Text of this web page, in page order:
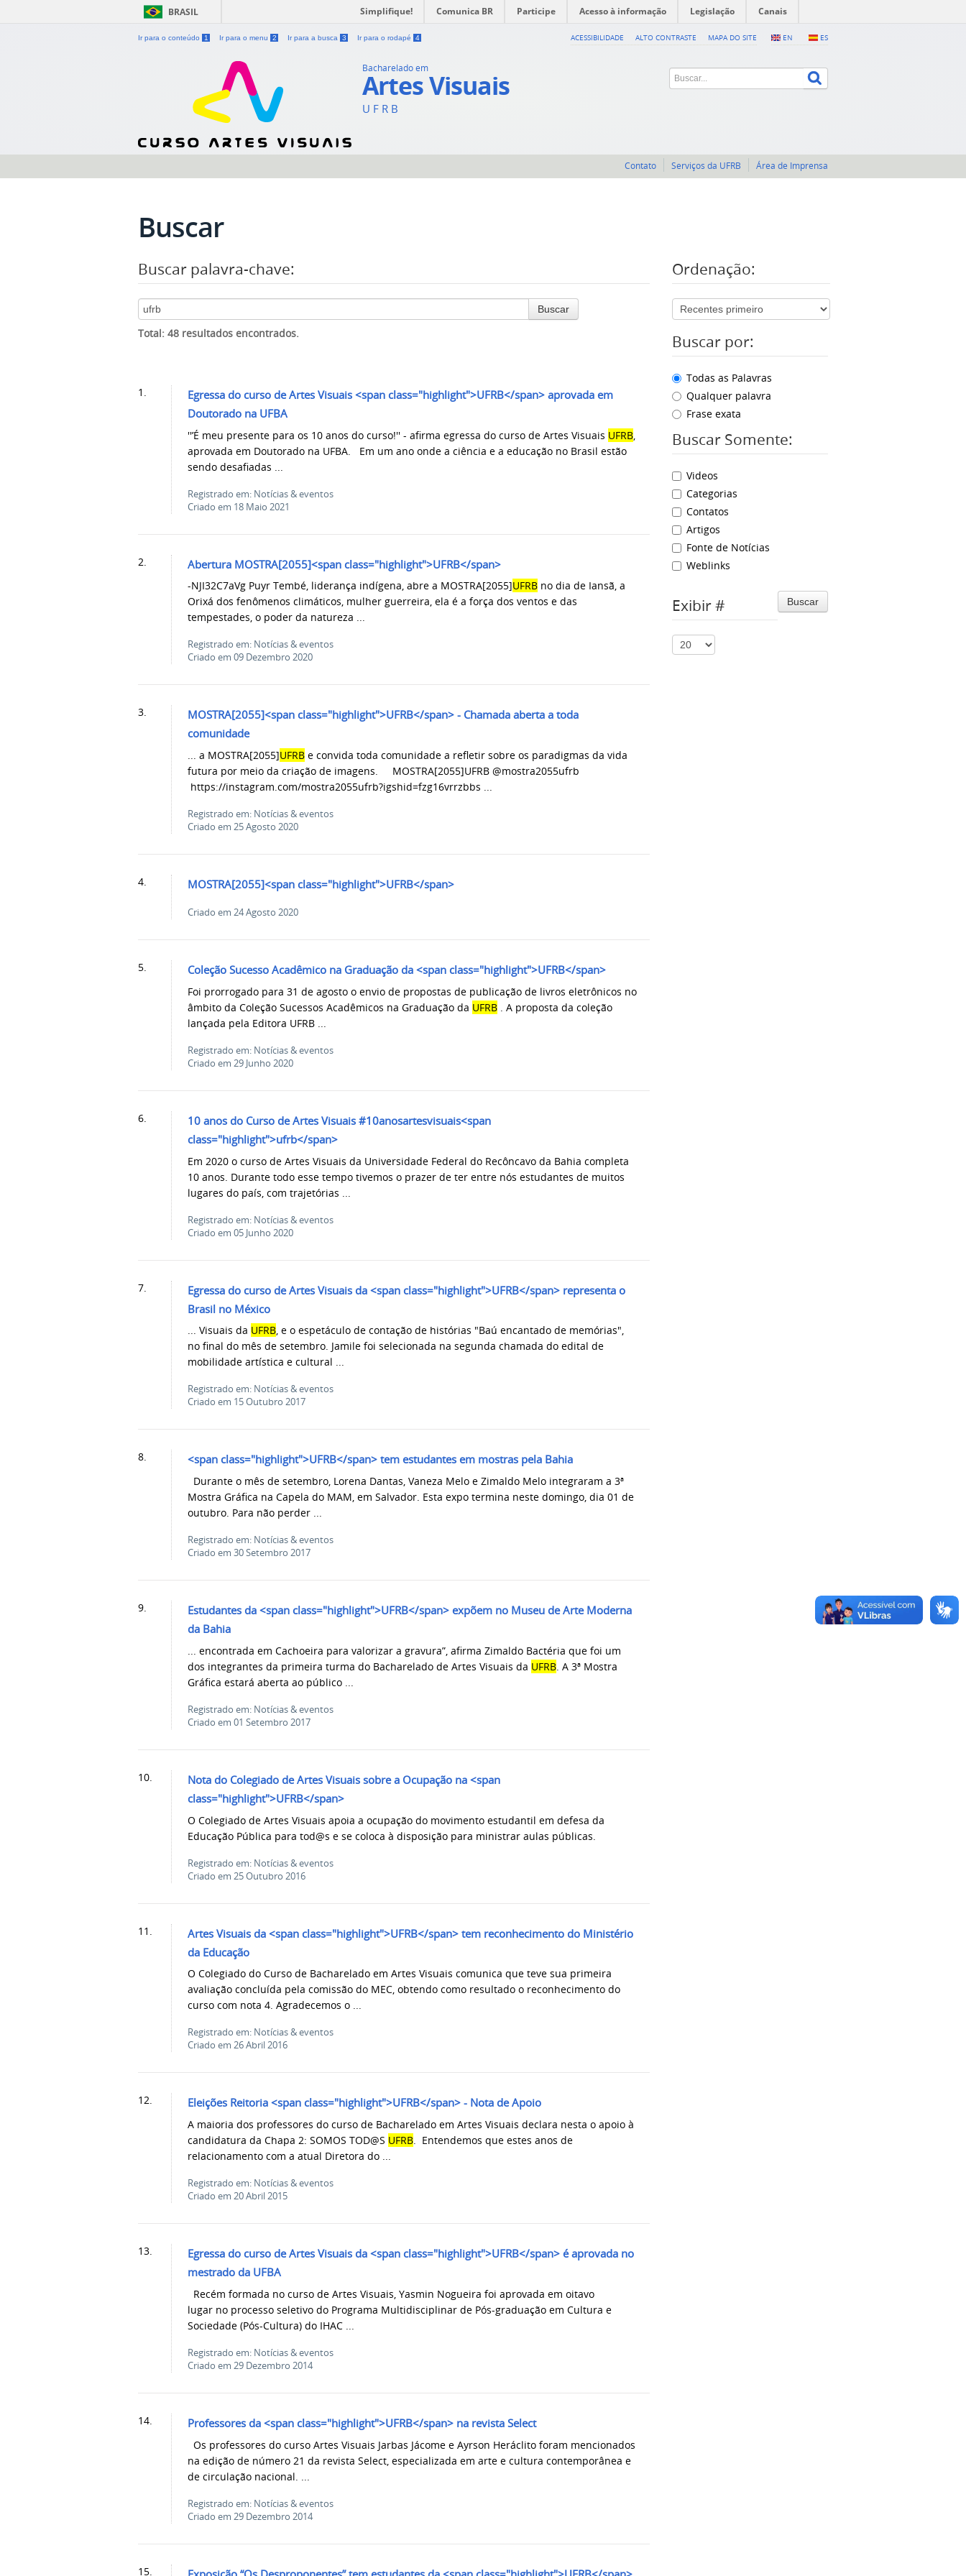
BRASIL Simplifique! Comunica BR Participe Acesso à informação Legislação Canais
Ir para o conteúdo 1 Ir para o menu 2 Ir para a busca 3 Ir para o rodapé 4 EN ES
ACESSIBILIDADE ALTO CONTRASTE MAPA DO SITE
Bacharelado em
Artes Visuais
U F R B
Contato Serviços da UFRB Área de Imprensa
Buscar
Buscar palavra-chave:
Buscar
Total: 48 resultados encontrados.
Egressa do curso de Artes Visuais <span class="highlight">UFRB</span> aprovada em
Doutorado na UFBA
''’É meu presente para os 10 anos do curso!'' - afirma egressa do curso de Artes Visuais UFRB
aprovada em Doutorado na UFBA. Em um ano onde a ciência e a educação no Brasil estão
sendo desafiadas ...
Registrado em: Notícias & eventos
Criado em 18 Maio 2021
1.
Abertura MOSTRA[2055]<span class="highlight">UFRB</span>
-NJI32C7aVg Puyr Tembé, liderança indígena, abre a MOSTRA[2055]UFRB no dia de Iansã, a
Orixá dos fenômenos climáticos, mulher guerreira, ela é a força dos ventos e das
tempestades, o poder da natureza ...
Registrado em: Notícias & eventos
Criado em 09 Dezembro 2020
2.
MOSTRA[2055]<span class="highlight">UFRB</span> - Chamada aberta a toda
comunidade
... a MOSTRA[2055]UFRB e convida toda comunidade a refletir sobre os paradigmas da vida
futura por meio da criação de imagens. MOSTRA[2055]UFRB @mostra2055ufrb
https://instagram.com/mostra2055ufrb?igshid=fzg16vrrzbbs ...
Registrado em: Notícias & eventos
Criado em 25 Agosto 2020
3.
MOSTRA[2055]<span class="highlight">UFRB</span>
Criado em 24 Agosto 2020
4.
Coleção Sucesso Acadêmico na Graduação da <span class="highlight">UFRB</span>
Foi prorrogado para 31 de agosto o envio de propostas de publicação de livros eletrônicos no
âmbito da Coleção Sucessos Acadêmicos na Graduação da UFRB . A proposta da coleção
lançada pela Editora UFRB ...
Registrado em: Notícias & eventos
Criado em 29 Junho 2020
5.
10 anos do Curso de Artes Visuais #10anosartesvisuais<span
class="highlight">ufrb</span>
Em 2020 o curso de Artes Visuais da Universidade Federal do Recôncavo da Bahia completa
10 anos. Durante todo esse tempo tivemos o prazer de ter entre nós estudantes de muitos
lugares do país, com trajetórias ...
Registrado em: Notícias & eventos
Criado em 05 Junho 2020
6.
Egressa do curso de Artes Visuais da <span class="highlight">UFRB</span> representa o
Brasil no México
... Visuais da UFRB, e o espetáculo de contação de histórias "Baú encantado de memórias",
no final do mês de setembro. Jamile foi selecionada na segunda chamada do edital de
mobilidade artística e cultural ...
Registrado em: Notícias & eventos
Criado em 15 Outubro 2017
7.
<span class="highlight">UFRB</span> tem estudantes em mostras pela Bahia
Durante o mês de setembro, Lorena Dantas, Vaneza Melo e Zimaldo Melo integraram a 3ª
Mostra Gráfica na Capela do MAM, em Salvador. Esta expo termina neste domingo, dia 01 de
outubro. Para não perder ...
Registrado em: Notícias & eventos
Criado em 30 Setembro 2017
8.
Estudantes da <span class="highlight">UFRB</span> expõem no Museu de Arte Moderna
da Bahia
... encontrada em Cachoeira para valorizar a gravura”, afirma Zimaldo Bactéria que foi um
dos integrantes da primeira turma do Bacharelado de Artes Visuais da UFRB. A 3ª Mostra
Gráfica estará aberta ao público ...
Registrado em: Notícias & eventos
Criado em 01 Setembro 2017
9.
Nota do Colegiado de Artes Visuais sobre a Ocupação na <span
class="highlight">UFRB</span>
O Colegiado de Artes Visuais apoia a ocupação do movimento estudantil em defesa da
Educação Pública para tod@s e se coloca à disposição para ministrar aulas públicas.
Registrado em: Notícias & eventos
Criado em 25 Outubro 2016
10.
Artes Visuais da <span class="highlight">UFRB</span> tem reconhecimento do Ministério
da Educação
O Colegiado do Curso de Bacharelado em Artes Visuais comunica que teve sua primeira
avaliação concluída pela comissão do MEC, obtendo como resultado o reconhecimento do
curso com nota 4. Agradecemos o ...
Registrado em: Notícias & eventos
Criado em 26 Abril 2016
11.
Eleições Reitoria <span class="highlight">UFRB</span> - Nota de Apoio
A maioria dos professores do curso de Bacharelado em Artes Visuais declara nesta o apoio à
candidatura da Chapa 2: SOMOS TOD@S UFRB. Entendemos que estes anos de
relacionamento com a atual Diretora do ...
Registrado em: Notícias & eventos
Criado em 20 Abril 2015
12.
Egressa do curso de Artes Visuais da <span class="highlight">UFRB</span> é aprovada no
mestrado da UFBA
Recém formada no curso de Artes Visuais, Yasmin Nogueira foi aprovada em oitavo
lugar no processo seletivo do Programa Multidisciplinar de Pós-graduação em Cultura e
Sociedade (Pós-Cultura) do IHAC ...
Registrado em: Notícias & eventos
Criado em 29 Dezembro 2014
13.
Professores da <span class="highlight">UFRB</span> na revista Select
Os professores do curso Artes Visuais Jarbas Jácome e Ayrson Heráclito foram mencionados
na edição de número 21 da revista Select, especializada em arte e cultura contemporânea e
de circulação nacional. ...
Registrado em: Notícias & eventos
Criado em 29 Dezembro 2014
14.
15.
Ordenação:
Buscar por:
Todas as Palavras
Qualquer palavra
Frase exata
Buscar Somente:
Videos
Categorias
Contatos
Artigos
Fonte de Notícias
Weblinks
Buscar
Exibir #